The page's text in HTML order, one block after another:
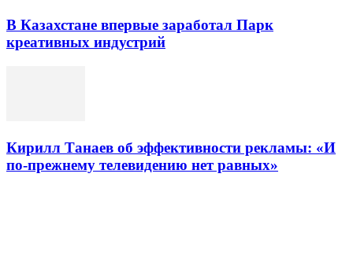
В Казахстане впервые заработал Парк
креативных индустрий
Кирилл Танаев об эффективности рекламы: «И
по-прежнему телевидению нет равных»